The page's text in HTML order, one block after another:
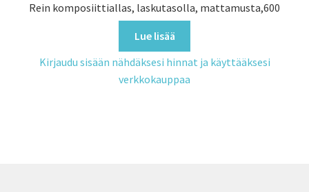
Rein komposiittiallas, laskutasolla, mattamusta,600
Lue lisää
Kirjaudu sisään nähdäksesi hinnat ja käyttääksesi
verkkokauppaa